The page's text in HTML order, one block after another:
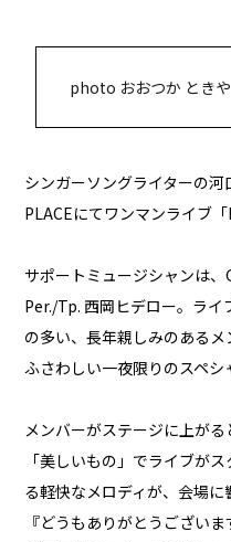
photo おおつか ときや
シンガーソングライターの
PLACEにてワンマンライブ
サポートミュージシャンは、
Per./Tp. 西岡ヒデロー。ラ
の多い、長年親しみのある
ふさわしい一夜限りのスペシ
メンバーがステージに上がる
「美しいもの」でライブが
る軽快なメロディが、会場に
『どうもありがとうござい